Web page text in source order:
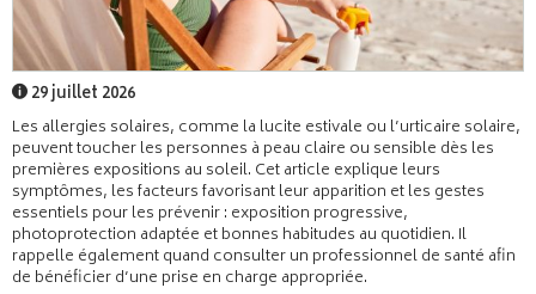
29 juillet 2026
Les allergies solaires, comme la lucite estivale ou l’urticaire solaire,
peuvent toucher les personnes à peau claire ou sensible dès les
premières expositions au soleil. Cet article explique leurs
symptômes, les facteurs favorisant leur apparition et les gestes
essentiels pour les prévenir : exposition progressive,
photoprotection adaptée et bonnes habitudes au quotidien. Il
rappelle également quand consulter un professionnel de santé afin
de bénéficier d’une prise en charge appropriée.